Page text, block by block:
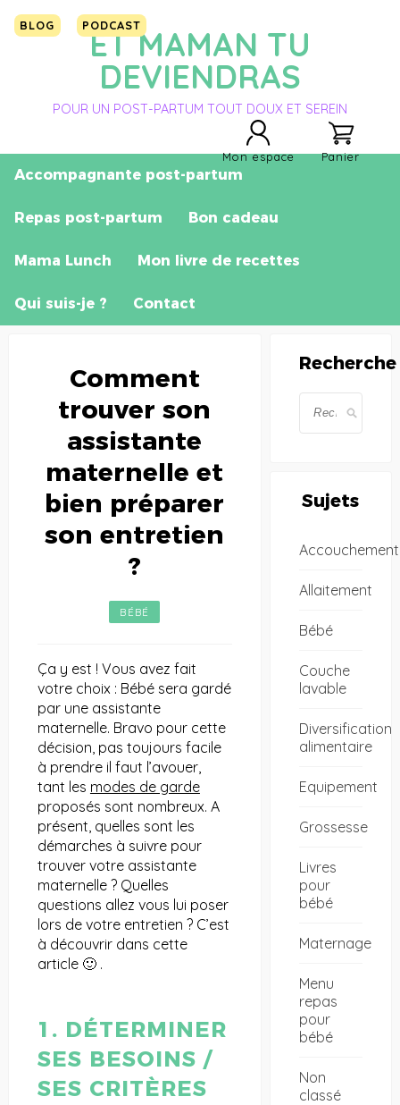
ET MAMAN TU
DEVIENDRAS
POUR UN POST-PARTUM TOUT DOUX ET SEREIN
Accompagnante post-partum
Repas post-partum Bon cadeau
Mama Lunch Mon livre de recettes
Qui suis-je ? Contact
BLOG PODCAST
Mon espace Panier
Comment
trouver son
assistante
maternelle et
bien préparer
son entretien
?
BÉBÉ
Ça y est ! Vous avez fait
votre choix : Bébé sera gardé
par une assistante
maternelle. Bravo pour cette
décision, pas toujours facile
à prendre il faut l’avouer,
tant les modes de garde
proposés sont nombreux. A
présent, quelles sont les
démarches à suivre pour
trouver votre assistante
maternelle ? Quelles
questions allez vous lui poser
lors de votre entretien ? C’est
à découvrir dans cette
article 🙂 .
1. DÉTERMINER
SES BESOINS /
SES CRITÈRES
Recherche
Sujets
Accouchement
Allaitement
Bébé
Couche
lavable
Diversification
alimentaire
Equipement
Grossesse
Livres
pour
bébé
Maternage
Menu
repas
pour
bébé
Non
classé